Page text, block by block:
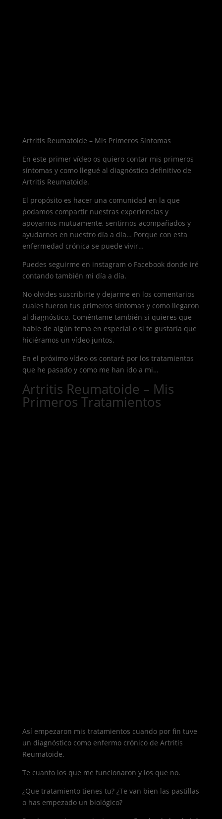
Artritis Reumatoide – Mis Primeros Síntomas
En este primer vídeo os quiero contar mis primeros
síntomas y como llegué al diagnóstico definitivo de
Artritis Reumatoide.
El propósito es hacer una comunidad en la que
podamos compartir nuestras experiencias y
apoyarnos mutuamente, sentirnos acompañados y
ayudarnos en nuestro día a día… Porque con esta
enfermedad crónica se puede vivir…
Puedes seguirme en instagram o Facebook donde iré
contando también mi día a día.
No olvides suscribirte y dejarme en los comentarios
cuales fueron tus primeros síntomas y como llegaron
al diagnóstico. Coméntame también si quieres que
hable de algún tema en especial o si te gustaría que
hiciéramos un vídeo juntos.
En el próximo vídeo os contaré por los tratamientos
que he pasado y como me han ido a mi…
Artritis Reumatoide – Mis
Primeros Tratamientos
Así empezaron mis tratamientos cuando por fin tuve
un diagnóstico como enfermo crónico de Artritis
Reumatoide.
Te cuanto los que me funcionaron y los que no.
¿Que tratamiento tienes tu? ¿Te van bien las pastillas
o has empezado un biológico?